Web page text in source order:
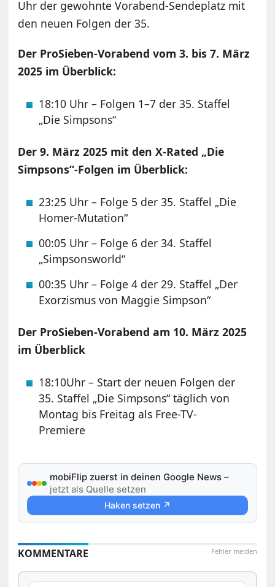
Uhr der gewohnte Vorabend-Sendeplatz mit
den neuen Folgen der 35.
Der ProSieben-Vorabend vom 3. bis 7. März
2025 im Überblick:
18:10 Uhr – Folgen 1–7 der 35. Staffel
„Die Simpsons“
Der 9. März 2025 mit den X-Rated „Die
Simpsons“-Folgen im Überblick:
23:25 Uhr – Folge 5 der 35. Staffel „Die
Homer-Mutation“
00:05 Uhr – Folge 6 der 34. Staffel
„Simpsonsworld“
00:35 Uhr – Folge 4 der 29. Staffel „Der
Exorzismus von Maggie Simpson“
Der ProSieben-Vorabend am 10. März 2025
im Überblick
18:10Uhr – Start der neuen Folgen der
35. Staffel „Die Simpsons“ täglich von
Montag bis Freitag als Free-TV-
Premiere
mobiFlip zuerst in deinen Google News –
jetzt als Quelle setzen
Haken setzen ↗
Fehler melden
KOMMENTARE